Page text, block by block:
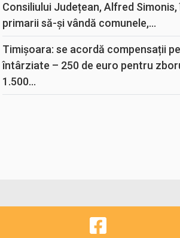
Consiliului Județean, Alfred Simonis,
primarii să-și vândă comunele,...
Timișoara: se acordă compensații
întârziate – 250 de euro pentru
1.500...